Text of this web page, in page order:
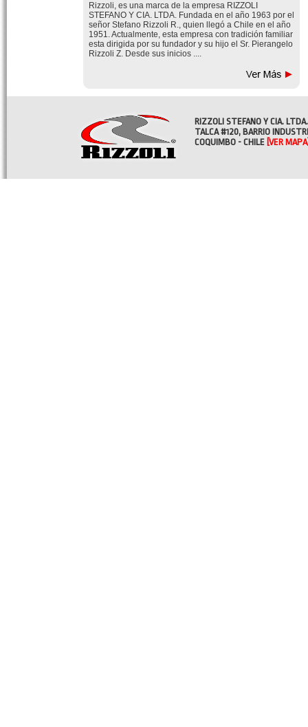
Rizzoli, es una marca de la empresa RIZZOLI
STEFANO Y CIA. LTDA. Fundada en el año 1963 por el
señor Stefano Rizzoli R., quien llegó a Chile en el año
1951. Actualmente, esta empresa con tradición familiar
esta dirigida por su fundador y su hijo el Sr. Pierangelo
Rizzoli Z. Desde sus inicios ....
RIZZOLI STEFANO Y CIA. LTDA.
TALCA #120, BARRIO
COQUIMBO - CHILE [VER